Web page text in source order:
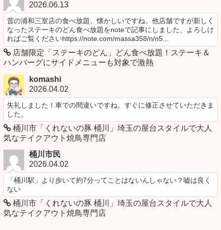
2026.06.13
昔の浦和三室店の食べ放題、懐かしいですね。他店舗ですが新しく
なったステーキのどん食べ放題をnoteで記事にしました、よろしけ
ればご覧くださいhttps://note.com/massa358/n/n5...
店舗限定「ステーキのどん」どん食べ放題！ステーキ＆
ハンバーグにサイドメニューも対象で激熱
komashi
2026.04.02
失礼しました！車での間違いですね。すぐに修正させていただきま
した。
桶川市「くれないの豚 桶川」埼玉の屋台スタイルで大人
気なテイクアウト焼鳥専門店
桶川市民
2026.04.02
「桶川駅」より歩いて約7分ってことはないんしゃない？嘘は良く
ない
桶川市「くれないの豚 桶川」埼玉の屋台スタイルで大人
気なテイクアウト焼鳥専門店